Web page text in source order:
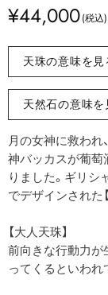
¥44,000
天珠の意味を
天然石の意味
月の女神に救われ
神バッカスが葡萄
りました。ギリシ
でデザインされた
【大人天珠】
前向きな行動力が
ってくるといわれ